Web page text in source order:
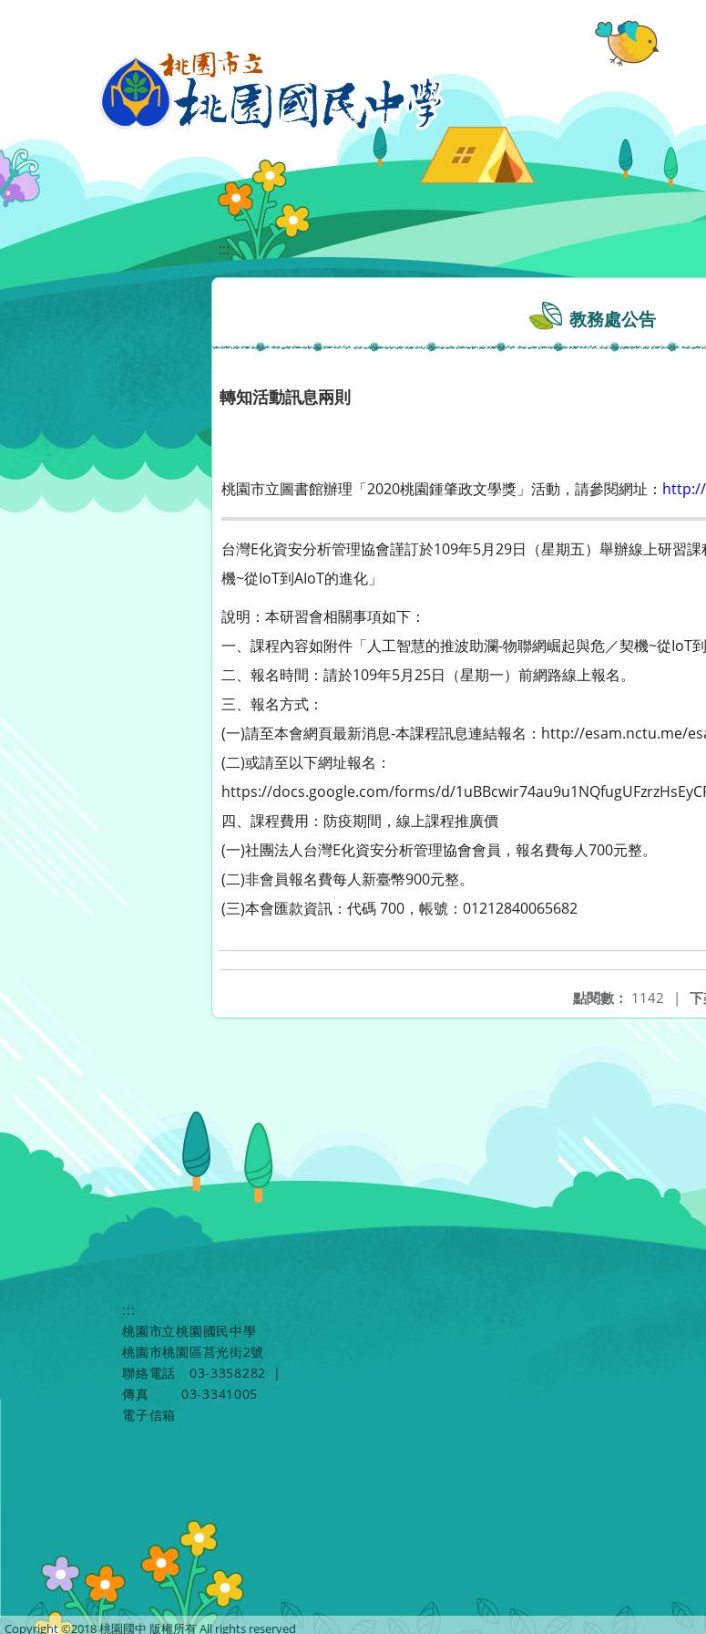
:::
教務處公告
轉知活動訊息兩則
桃園市立圖書館辦理「2020桃園鍾肇政文學獎」活動，請參閱網址：
台灣E化資安分析管理協會謹訂於109年5月29日（星期五）舉辦線上研習
機~從IoT到AIoT的進化」
說明：本研習會相關事項如下：
一、課程內容如附件「人工智慧的推波助瀾-物聯網崛起與危／契機~從IoT
二、報名時間：請於109年5月25日（星期一）前網路線上報名。
三、報名方式：
(一)請至本會網頁最新消息-本課程訊息連結報名：http://esam.nctu.me/
(二)或請至以下網址報名：
https://docs.google.com/forms/d/
四、課程費用：防疫期間，線上課程推廣價
(一)社團法人台灣E化資安分析管理協會會員，報名費每人700元整。
(二)非會員報名費每人新臺幣900元整。
(三)本會匯款資訊：代碼 700，帳號：01212840065682
下
點閱數： 1142 |
:::
桃園市立桃園國民中學
桃園市桃園區莒光街2號
聯絡電話
03-3358282
|
傳真
03-3341005
電子信箱
Copyright ©2018 桃園國中 版權所有 All rights reserved